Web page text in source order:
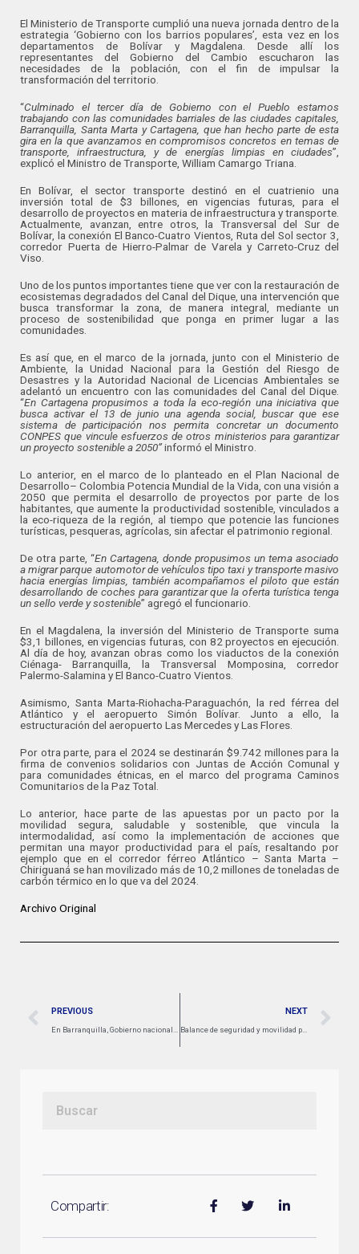
El Ministerio de Transporte cumplió una nueva jornada dentro de la
estrategia ‘Gobierno con los barrios populares’, esta vez en los
departamentos de Bolívar y Magdalena. Desde allí los
representantes del Gobierno del Cambio escucharon las
necesidades de la población, con el fin de impulsar la
transformación del territorio.
“Culminado el tercer día de Gobierno con el Pueblo estamos
trabajando con las comunidades barriales de las ciudades capitales,
Barranquilla, Santa Marta y Cartagena, que han hecho parte de esta
gira en la que avanzamos en compromisos concretos en temas de
transporte, infraestructura, y de energías limpias en ciudades”,
explicó el Ministro de Transporte, William Camargo Triana.
En Bolívar, el sector transporte destinó en el cuatrienio una
inversión total de $3 billones, en vigencias futuras, para el
desarrollo de proyectos en materia de infraestructura y transporte.
Actualmente, avanzan, entre otros, la Transversal del Sur de
Bolívar, la conexión El Banco-Cuatro Vientos, Ruta del Sol sector 3,
corredor Puerta de Hierro-Palmar de Varela y Carreto-Cruz del
Viso.
Uno de los puntos importantes tiene que ver con la restauración de
ecosistemas degradados del Canal del Dique, una intervención que
busca transformar la zona, de manera integral, mediante un
proceso de sostenibilidad que ponga en primer lugar a las
comunidades.
Es así que, en el marco de la jornada, junto con el Ministerio de
Ambiente, la Unidad Nacional para la Gestión del Riesgo de
Desastres y la Autoridad Nacional de Licencias Ambientales se
adelantó un encuentro con las comunidades del Canal del Dique.
“En Cartagena propusimos a toda la eco-región una iniciativa que
busca activar el 13 de junio una agenda social, buscar que ese
sistema de participación nos permita concretar un documento
CONPES que vincule esfuerzos de otros ministerios para garantizar
un proyecto sostenible a 2050”informó el Ministro.
Lo anterior, en el marco de lo planteado en el Plan Nacional de
Desarrollo– Colombia Potencia Mundial de la Vida, con una visión a
2050 que permita el desarrollo de proyectos por parte de los
habitantes, que aumente la productividad sostenible, vinculados a
la eco-riqueza de la región, al tiempo que potencie las funciones
turísticas, pesqueras, agrícolas, sin afectar el patrimonio regional.
De otra parte, “En Cartagena, donde propusimos un tema asociado
a migrar parque automotor de vehículos tipo taxi y transporte masivo
hacia energías limpias, también acompañamos el piloto que están
desarrollando de coches para garantizar que la oferta turística tenga
un sello verde y sostenible” agregó el funcionario.
En el Magdalena, la inversión del Ministerio de Transporte suma
$3,1 billones, en vigencias futuras, con 82 proyectos en ejecución.
Al día de hoy, avanzan obras como los viaductos de la conexión
Ciénaga- Barranquilla, la Transversal Momposina, corredor
Palermo-Salamina y El Banco-Cuatro Vientos.
Asimismo, Santa Marta-Riohacha-Paraguachón, la red férrea del
Atlántico y el aeropuerto Simón Bolívar. Junto a ello, la
estructuración del aeropuerto Las Mercedes y Las Flores.
Por otra parte, para el 2024 se destinarán $9.742 millones para la
firma de convenios solidarios con Juntas de Acción Comunal y
para comunidades étnicas, en el marco del programa Caminos
Comunitarios de la Paz Total.
Lo anterior, hace parte de las apuestas por un pacto por la
movilidad segura, saludable y sostenible, que vincula la
intermodalidad, así como la implementación de acciones que
permitan una mayor productividad para el país, resaltando por
ejemplo que en el corredor férreo Atlántico – Santa Marta –
Chiriguaná se han movilizado más de 10,2 millones de toneladas de
carbón térmico en lo que va del 2024.
Archivo Original
PREVIOUS NEXT
Balance de seguridad y movilidad puente festivo Día de Ascensión y celebración de las Madres
Compartir: